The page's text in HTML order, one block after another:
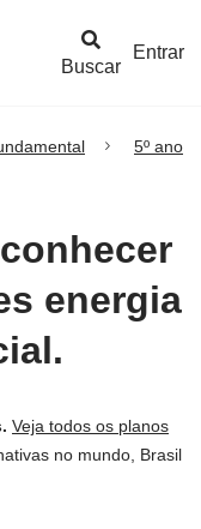
Buscar
Entrar
5º ano
energia
Veja todos os planos
no mundo, Brasil